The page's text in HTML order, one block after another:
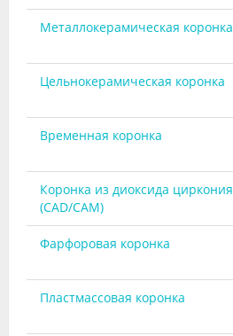
Металлокерамическая коронка
Цельнокерамическая коронка
Временная коронка
Коронка из диоксида циркония
(CAD/CAM)
Фарфоровая коронка
Пластмассовая коронка